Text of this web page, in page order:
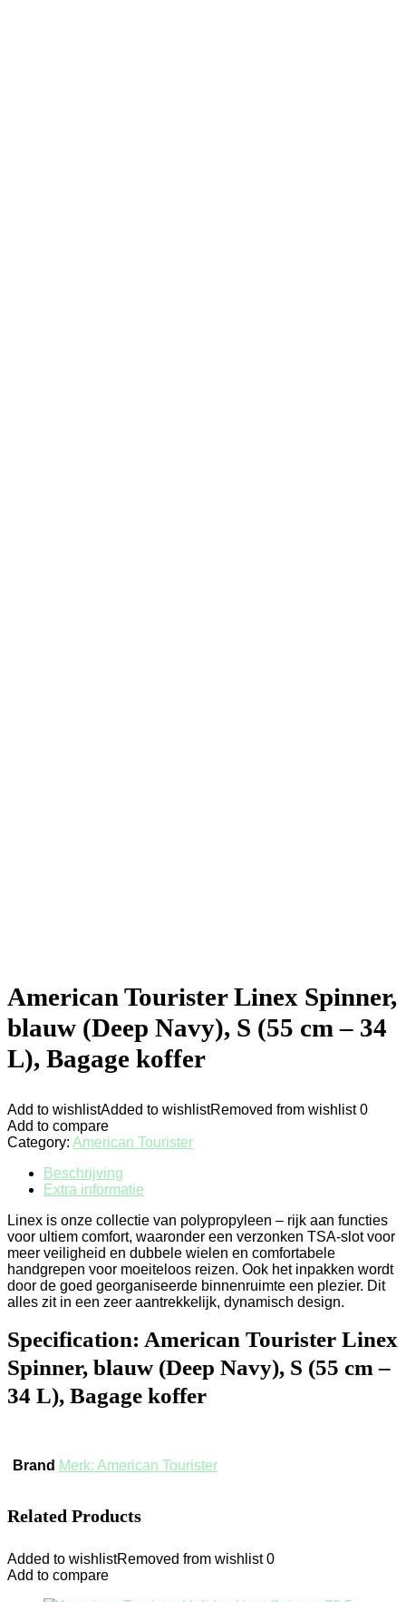
American Tourister Linex Spinner,
blauw (Deep Navy), S (55 cm – 34
L), Bagage koffer
Add to wishlistAdded to wishlistRemoved from wishlist 0
Add to compare
Category: American Tourister
Beschrijving
Extra informatie
Linex is onze collectie van polypropyleen – rijk aan functies
voor ultiem comfort, waaronder een verzonken TSA-slot voor
meer veiligheid en dubbele wielen en comfortabele
handgrepen voor moeiteloos reizen. Ook het inpakken wordt
door de goed georganiseerde binnenruimte een plezier. Dit
alles zit in een zeer aantrekkelijk, dynamisch design.
Specification: American Tourister Linex
Spinner, blauw (Deep Navy), S (55 cm –
34 L), Bagage koffer
Brand Merk: American Tourister
Related Products
Added to wishlistRemoved from wishlist 0
Add to compare